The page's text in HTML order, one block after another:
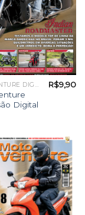
MOTO ADVENTURE DIGITAL
Digital
R$9,90